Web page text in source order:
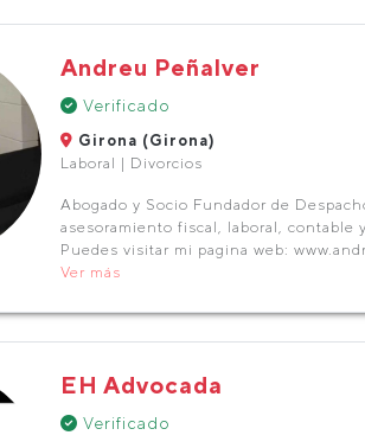
Andreu Peñalver
Verificado
Girona (Girona)
Laboral | Divorcios
Abogado y Socio Fundador de
asesoramiento fiscal, laboral, contable
Puedes visitar mi pagina web:
Ver más
EH Advocada
Verificado